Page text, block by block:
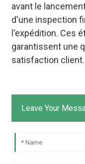
avant le
d'une inspection
l'expédition. Ces
garantissent une
satisfaction client.
Leave Your